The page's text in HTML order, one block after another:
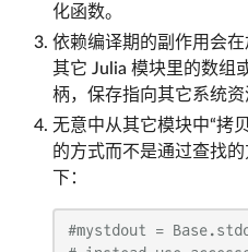
化函数。
依赖编译期的副作用会
其它 Julia 模块里的数组
柄，保存指向其它系统资
无意中从其它模块中“拷
的方式而不是通过查找
下：
#mystdout =